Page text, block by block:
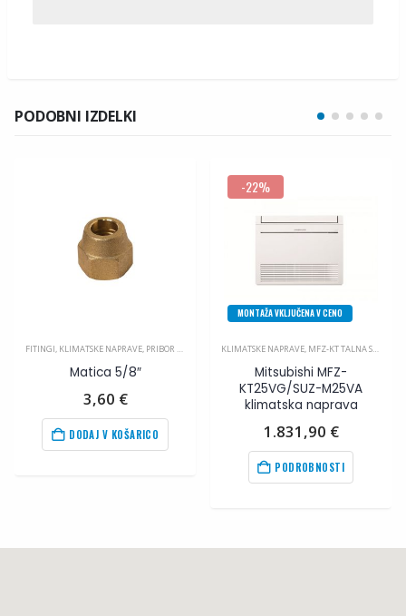
PODOBNI IZDELKI
FITINGI, KLIMATSKE NAPRAVE, PRIBOR ZA KLIMA NAPRAVE
Matica 5/8″
3,60 €
DODAJ V KOŠARICO
-22%
MONTAŽA VKLJUČENA V CENO
KLIMATSKE NAPRAVE, MFZ-KT TALNA SERIJA
Mitsubishi MFZ-
KT25VG/SUZ-M25VA
klimatska naprava
1.831,90 €
PODROBNOSTI